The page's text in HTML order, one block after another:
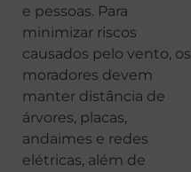
e pessoas. Para
minimizar riscos
causados pelo vento, os
moradores devem
manter distância de
árvores, placas,
andaimes e redes
elétricas, além de